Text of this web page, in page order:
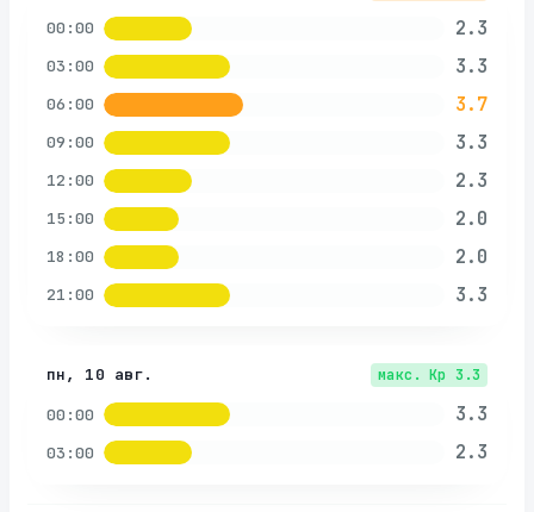
00:00 2.3
03:00 3.3
06:00 3.7
09:00 3.3
12:00 2.3
15:00 2.0
18:00 2.0
21:00 3.3
пн, 10 авг. макс. Kp 3.3
00:00 3.3
03:00 2.3